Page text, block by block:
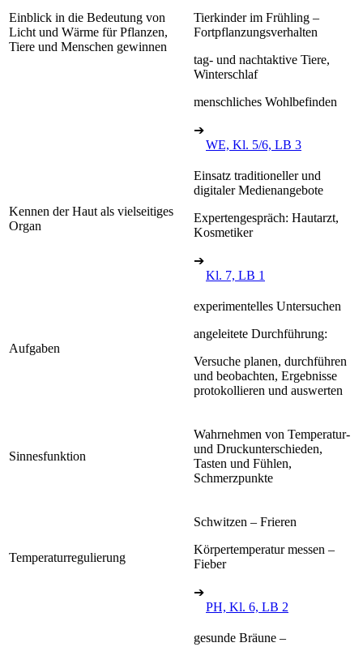
Einblick in die Bedeutung von
Licht und Wärme für Pflanzen,
Tiere und Menschen gewinnen
Tierkinder im Frühling –
Fortpflanzungsverhalten
tag- und nachtaktive Tiere,
Winterschlaf
menschliches Wohlbefinden
➔
WE, Kl. 5/6, LB 3
Kennen der Haut als vielseitiges
Organ
Einsatz traditioneller und
digitaler Medienangebote
Expertengespräch: Hautarzt,
Kosmetiker
➔
Kl. 7, LB 1
Aufgaben
experimentelles Untersuchen
angeleitete Durchführung:
Versuche planen, durchführen
und beobachten, Ergebnisse
protokollieren und auswerten
Sinnesfunktion
Wahrnehmen von Temperatur-
und Druckunterschieden,
Tasten und Fühlen,
Schmerzpunkte
Temperaturregulierung
Schwitzen – Frieren
Körpertemperatur messen –
Fieber
➔
PH, Kl. 6, LB 2
gesunde Bräune –